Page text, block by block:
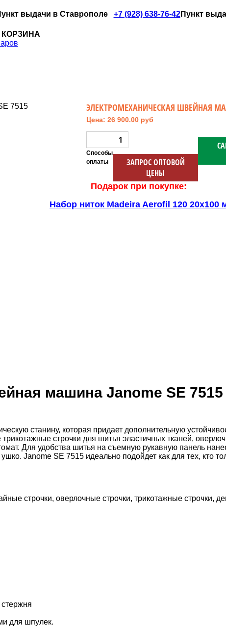
Пункт
выдачи в Ставрополе
+7 (928) 638-76-42
ЭЛЕКТРОМЕХАНИЧЕСКАЯ ШВЕЙНАЯ
Цена: 26 900.00 руб
ЗАПРОС ОПТОВОЙ
ЦЕНЫ
Способы
оплаты
Подарок при покупке:
Набор ниток Madeira Aerofil 120 20x100
машина Janome SE 7515
станину, которая придает дополнительную
строчки для шитья эластичных тканей,
Для удобства шитья на съемную рукавную панель
Janome SE 7515 идеально подойдет как для тех,
строчки, оверлочные строчки, трикотажные строчки,
для шпулек.